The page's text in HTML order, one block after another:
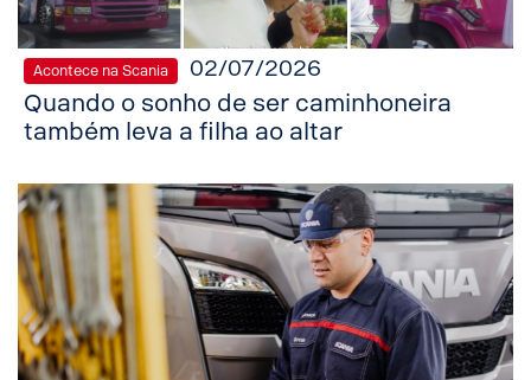
Acontece na Scania 02/07/2026
Quando o sonho de ser caminhoneira
também leva a filha ao altar